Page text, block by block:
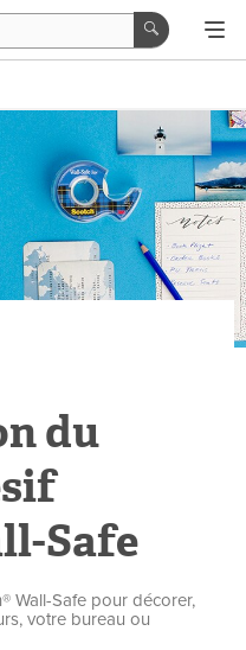
du
Safe
Wall-Safe pour décorer,
votre bureau ou